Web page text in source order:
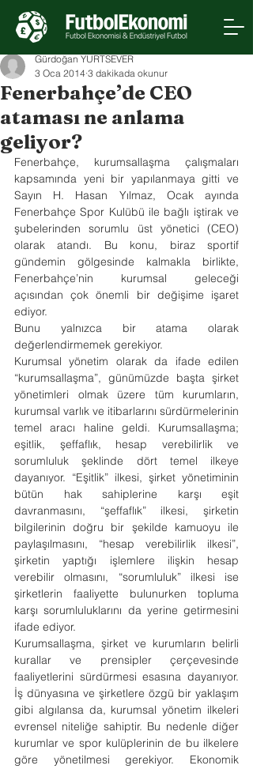
Fenerbahçe’de CEO
ataması ne anlama
geliyor?
Gürdoğan YURTSEVER
3 Oca 2014 3 dakikada okunur
Fenerbahçe, kurumsallaşma çalışmaları
kapsamında yeni bir yapılanmaya gitti ve
Sayın H. Hasan Yılmaz, Ocak ayında
Fenerbahçe Spor Kulübü ile bağlı iştirak ve
şubelerinden sorumlu üst yönetici (CEO)
olarak atandı. Bu konu, biraz sportif
gündemin gölgesinde kalmakla birlikte,
Fenerbahçe’nin kurumsal geleceği
açısından çok önemli bir değişime işaret
ediyor.
Bunu yalnızca bir atama olarak
değerlendirmemek gerekiyor.
Kurumsal yönetim olarak da ifade edilen
“kurumsallaşma”, günümüzde başta şirket
yönetimleri olmak üzere tüm kurumların,
kurumsal varlık ve itibarlarını sürdürmelerinin
temel aracı haline geldi. Kurumsallaşma;
eşitlik, şeffaflık, hesap verebilirlik ve
sorumluluk şeklinde dört temel ilkeye
dayanıyor. “Eşitlik” ilkesi, şirket yönetiminin
bütün hak sahiplerine karşı eşit
davranmasını, “şeffaflık” ilkesi, şirketin
bilgilerinin doğru bir şekilde kamuoyu ile
paylaşılmasını, “hesap verebilirlik ilkesi”,
şirketin yaptığı işlemlere ilişkin hesap
verebilir olmasını, “sorumluluk” ilkesi ise
şirketlerin faaliyette bulunurken topluma
karşı sorumluluklarını da yerine getirmesini
ifade ediyor.
Kurumsallaşma, şirket ve kurumların belirli
kurallar ve prensipler çerçevesinde
faaliyetlerini sürdürmesi esasına dayanıyor.
İş dünyasına ve şirketlere özgü bir yaklaşım
gibi algılansa da, kurumsal yönetim ilkeleri
evrensel niteliğe sahiptir. Bu nedenle diğer
kurumlar ve spor kulüplerinin de bu ilkelere
göre yönetilmesi gerekiyor. Ekonomik